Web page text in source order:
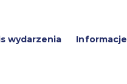
wydarzenia Informacje